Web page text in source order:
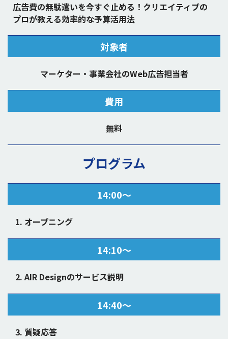
広告費の無駄遣いを今すぐ止める！クリエイティブの
プロが教える効率的な予算活用法
対象者
マーケター・事業会社のWeb広告担当者
費用
無料
プログラム
14:00〜
1. オープニング
14:10〜
2. AIR Designのサービス説明
14:40〜
3. 質疑応答